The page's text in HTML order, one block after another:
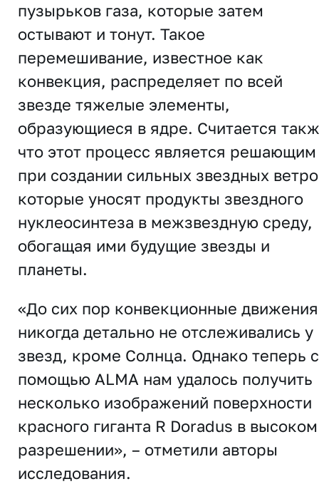
пузырьков газа, которые затем
остывают и тонут. Такое
перемешивание, известное как
конвекция, распределяет по всей
звезде тяжелые элементы,
образующиеся в ядре. Считается
что этот процесс является решающим
при создании сильных звездных
которые уносят продукты звездного
нуклеосинтеза в межзвездную среду,
обогащая ими будущие звезды и
планеты.
«До сих пор конвекционные движения
никогда детально не отслеживались у
звезд, кроме Солнца. Однако теперь с
помощью ALMA нам удалось получить
несколько изображений поверхности
красного гиганта R Doradus в высоком
разрешении», – отметили авторы
исследования.